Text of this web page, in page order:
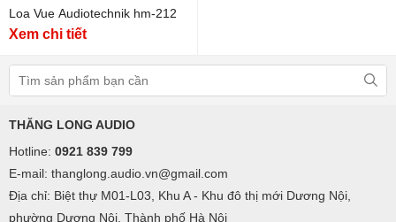
Loa Vue Audiotechnik hm-212
Xem chi tiết
THĂNG LONG AUDIO
Hotline: 0921 839 799
E-mail: thanglong.audio.vn@gmail.com
Địa chỉ: Biệt thự M01-L03, Khu A - Khu đô thị mới Dương Nội,
phường Dương Nội, Thành phố Hà Nội